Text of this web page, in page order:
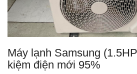
Máy lạnh Samsung
kiệm điện mới 95%